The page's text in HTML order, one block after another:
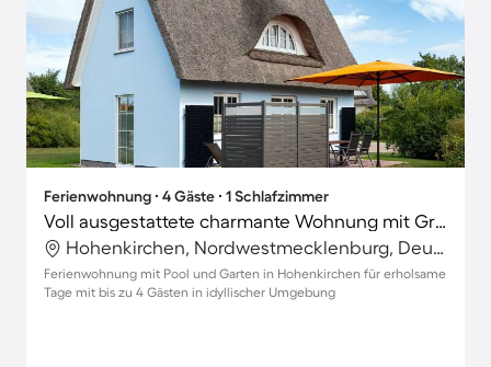
Ferienwohnung ∙ 4 Gäste ∙ 1 Schlafzimmer
Voll ausgestattete charmante Wohnung mit Grill, Garten und Pool | Strand in der Nähe
Hohenkirchen, Nordwestmecklenburg, Deutschland
Ferienwohnung mit Pool und Garten in Hohenkirchen für erholsame
Tage mit bis zu 4 Gästen in idyllischer Umgebung